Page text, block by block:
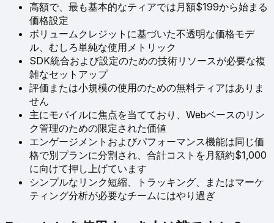
高額で、最も基本的なティアでは月額$199から始まる
価格設定
ボリュームクレジットに基づいた不透明な価格モデ
ル、むしろ単純な使用メトリック
SDK統合および設定のための技術リソースが必要な複
雑なセットアップ
評価または小規模の使用のための無料ティアはありま
せん
主にモバイルに焦点を当てており、Webベースのリン
ク管理のための限定された価値
エンゲージメントおよびパフォーマンス機能は同じ価
格で別プランに分割され、合計コストを月額約$1,000
に向けて押し上げています
シンプルなリンク短縮、トラッキング、またはマーケ
ティング分析が必要なチームにはやり過ぎ